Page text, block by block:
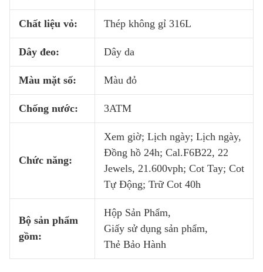
Chất liệu vỏ: Thép không gỉ 316L
Dây đeo: Dây da
Màu mặt số: Màu đỏ
Chống nước: 3ATM
Chức năng:
Xem giờ; Lịch ngày; Lịch ngày,
Đồng hồ 24h; Cal.F6B22, 22
Jewels, 21.600vph; Cot Tay; Cot
Tự Động; Trữ Cot 40h
Bộ sản phẩm
gồm:
Hộp Sản Phẩm,
Giấy sử dụng sản phẩm,
Thẻ Bảo Hành